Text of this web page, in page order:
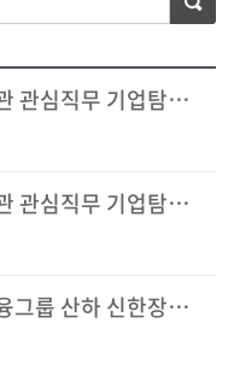
[현장실습운영팀] 센터주관 관심직무 기업탐방 프로그램 신청 안내 (5월)
[현장실습운영팀] 센터주관 관심직무 기업탐방 프로그램 신청 안내 (4월)
[현장실습운영팀] 신한금융그룹 산하 신한장학재단 기업탐방(11/18)